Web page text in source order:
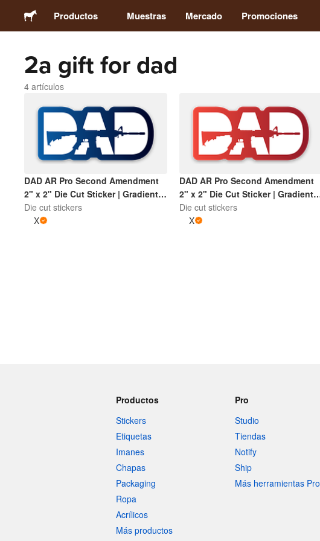
Productos
Stickers
Imanes
Chapas
Packaging
Muestras Mercado Promociones
2a gift for dad
4 artículos
DAD AR Pro Second Amendment
2" x 2" Die Cut Sticker | Gradient
Blue and White
Die cut stickers
X
DAD AR Pro Second Amendment
2" x 2" Die Cut Sticker | Gradient
Red and White
Die cut stickers
X
Productos
Stickers
Etiquetas
Imanes
Chapas
Packaging
Ropa
Acrílicos
Más productos
Pro
Studio
Tiendas
Notify
Ship
Más herramientas Pro